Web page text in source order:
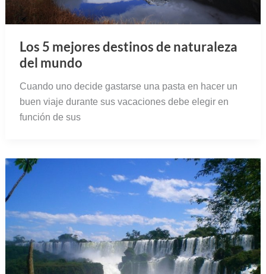
Los 5 mejores destinos de naturaleza
del mundo
Cuando uno decide gastarse una pasta en hacer un
buen viaje durante sus vacaciones debe elegir en
función de sus